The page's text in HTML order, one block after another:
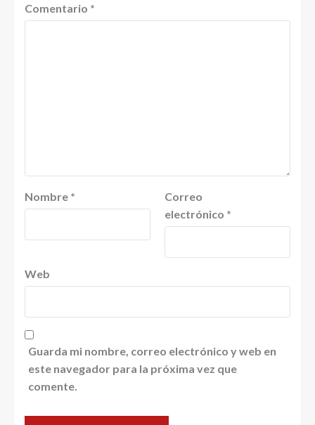
Comentario *
Nombre *
Correo
electrónico *
Web
Guarda mi nombre, correo electrónico y web en
este navegador para la próxima vez que
comente.